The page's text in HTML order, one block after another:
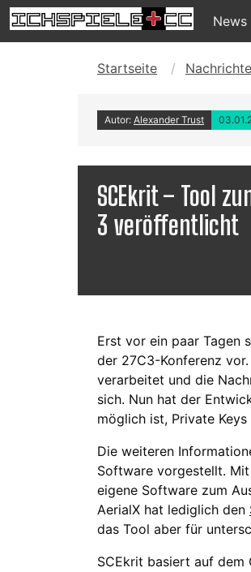
News
Startseite
Autor: Alexander Trust
SCEkrit – Tool
3 veröffentlicht
Erst vor ein paar Tagen
der 27C3-Konferenz
verarbeitet und die
sich. Nun hat der
möglich ist, Private Keys
Die weiteren
Software vorgestellt.
eigene Software zum
AerialX hat lediglich den
das Tool aber für
SCEkrit basiert auf